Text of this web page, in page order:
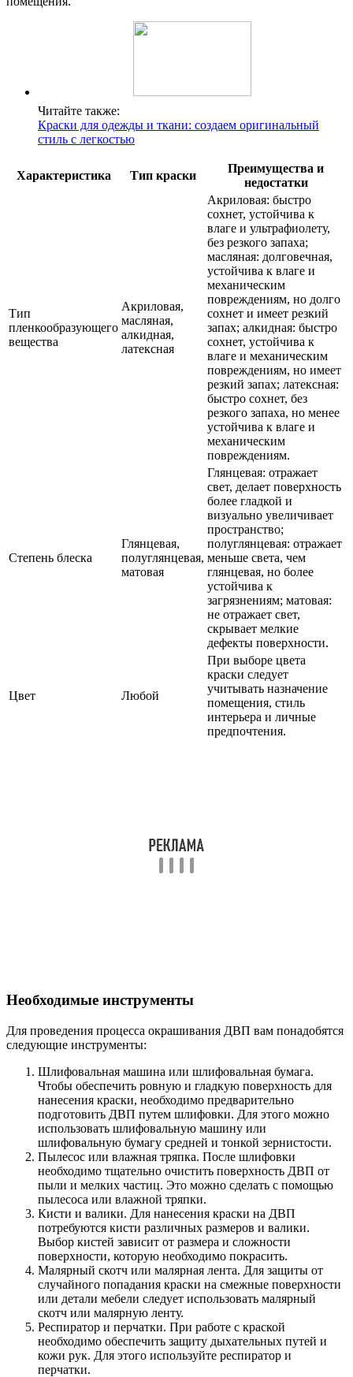
Читайте также:
Краски для одежды и ткани: создаем оригинальный
стиль с легкостью
Характеристика Тип краски
Преимущества и
недостатки
Тип
пленкообразующего
вещества
Акриловая,
масляная,
алкидная,
латексная
Акриловая: быстро
сохнет, устойчива к
влаге и ультрафиолету,
без резкого запаха;
масляная: долговечная,
устойчива к влаге и
механическим
повреждениям, но долго
сохнет и имеет резкий
запах; алкидная: быстро
сохнет, устойчива к
влаге и механическим
повреждениям, но имеет
резкий запах; латексная:
быстро сохнет, без
резкого запаха, но менее
устойчива к влаге и
механическим
повреждениям.
Степень блеска
Глянцевая,
полуглянцевая,
матовая
Глянцевая: отражает
свет, делает поверхность
более гладкой и
визуально увеличивает
пространство;
полуглянцевая: отражает
меньше света, чем
глянцевая, но более
устойчива к
загрязнениям; матовая:
не отражает свет,
скрывает мелкие
дефекты поверхности.
Цвет Любой
При выборе цвета
краски следует
учитывать назначение
помещения, стиль
интерьера и личные
предпочтения.
Необходимые инструменты
Для проведения процесса окрашивания ДВП вам понадобятся
следующие инструменты:
Шлифовальная машина или шлифовальная бумага.
Чтобы обеспечить ровную и гладкую поверхность для
нанесения краски, необходимо предварительно
подготовить ДВП путем шлифовки. Для этого можно
использовать шлифовальную машину или
шлифовальную бумагу средней и тонкой зернистости.
Пылесос или влажная тряпка. После шлифовки
необходимо тщательно очистить поверхность ДВП от
пыли и мелких частиц. Это можно сделать с помощью
пылесоса или влажной тряпки.
Кисти и валики. Для нанесения краски на ДВП
потребуются кисти различных размеров и валики.
Выбор кистей зависит от размера и сложности
поверхности, которую необходимо покрасить.
Малярный скотч или малярная лента. Для защиты от
случайного попадания краски на смежные поверхности
или детали мебели следует использовать малярный
скотч или малярную ленту.
Респиратор и перчатки. При работе с краской
необходимо обеспечить защиту дыхательных путей и
кожи рук. Для этого используйте респиратор и
перчатки.